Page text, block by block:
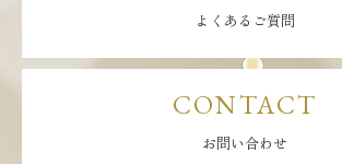
よくあるご質問
CONTACT
お問い合わせ